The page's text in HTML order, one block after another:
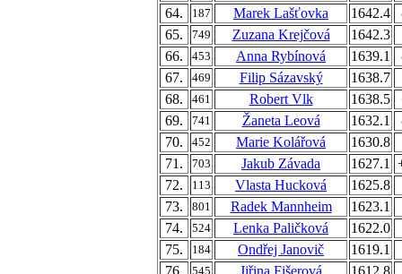
64.
187 Marek Lašťovka 1642.4
65.
749 Zuzana Krejčová
1642.3
66.
453 Anna Rybínová 1639.1
67.
469 Filip Sázavský
1638.7
68.
461 Robert Vlk 1638.5
69.
741 Žaneta Leová 1632.1
70.
452 Marie Kolářová
1630.8
71.
703 Jakub Závada 1627.1
72.
113 Vlasta Hucková
1625.8
73.
801 Radek Mannheim
1623.1
74.
524 Lenka Paličková
1622.0
75.
184 Ondřej Janovič
1619.1
76.
545 Jiřina Fišerová
1612.8